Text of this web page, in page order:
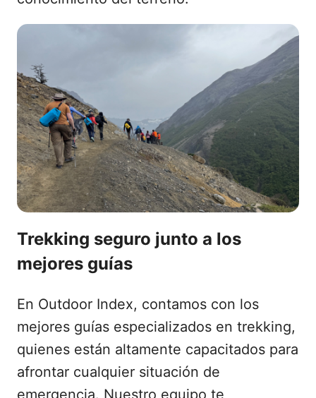
Trekking seguro junto a los
mejores guías
En Outdoor Index, contamos con los
mejores guías especializados en trekking,
quienes están altamente capacitados para
afrontar cualquier situación de
emergencia. Nuestro equipo te